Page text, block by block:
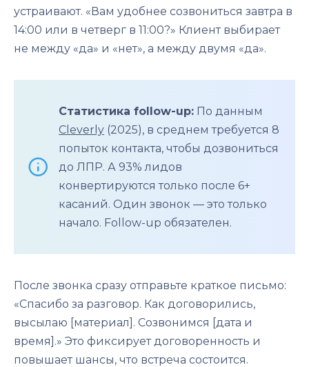
устраивают. «Вам удобнее созвониться завтра в
14:00 или в четверг в 11:00?» Клиент выбирает
не между «да» и «нет», а между двумя «да».
Статистика follow-up: По данным
Cleverly (2025), в среднем требуется 8
попыток контакта, чтобы дозвониться
до ЛПР. А 93% лидов
конвертируются только после 6+
касаний. Один звонок — это только
начало. Follow-up обязателен.
После звонка сразу отправьте краткое письмо:
«Спасибо за разговор. Как договорились,
высылаю [материал]. Созвонимся [дата и
время].» Это фиксирует договоренность и
повышает шансы, что встреча состоится.